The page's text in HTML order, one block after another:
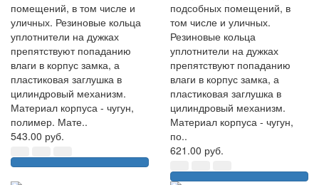
помещений, в том числе и
уличных. Резиновые кольца
уплотнители на дужках
препятствуют попаданию
влаги в корпус замка, а
пластиковая заглушка в
цилиндровый механизм.
Материал корпуса - чугун,
полимер. Мате..
543.00 руб.
подсобных помещений, в
том числе и уличных.
Резиновые кольца
уплотнители на дужках
препятствуют попаданию
влаги в корпус замка, а
пластиковая заглушка в
цилиндровый механизм.
Материал корпуса - чугун,
по..
621.00 руб.